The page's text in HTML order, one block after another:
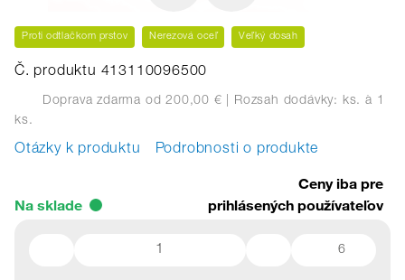
Proti odtlačkom prstov Nerezová oceľ Veľký dosah
Č. produktu 413110096500
Doprava zdarma od 200,00 € | Rozsah dodávky: ks. à 1
ks.
Otázky k produktu Podrobnosti o produkte
Na sklade
Ceny iba pre
prihlásených používateľov
6